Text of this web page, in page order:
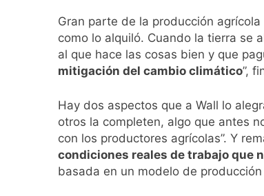
Gran parte de la producción
como lo alquiló. Cuando la tierra se
al que hace las cosas bien y que
mitigación del cambio climático”,
Hay dos aspectos que a Wall lo
otros la completen, algo que antes
con los productores agrícolas”. Y
condiciones reales de trabajo que
basada en un modelo de producción